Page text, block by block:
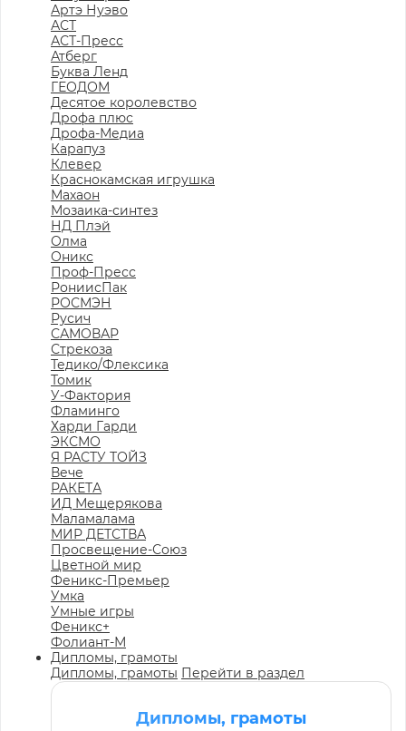
Артэ Нуэво
АСТ
АСТ-Пресс
Атберг
Буква Ленд
ГЕОДОМ
Десятое королевство
Дрофа плюс
Дрофа-Медиа
Карапуз
Клевер
Краснокамская игрушка
Махаон
Мозаика-синтез
НД Плэй
Олма
Оникс
Проф-Пресс
РониисПак
РОСМЭН
Русич
САМОВАР
Стрекоза
Тедико/Флексика
Томик
У-Фактория
Фламинго
Харди Гарди
ЭКСМО
Я РАСТУ ТОЙЗ
Вече
РАКЕТА
ИД Мещерякова
Маламалама
МИР ДЕТСТВА
Просвещение-Союз
Цветной мир
Феникс-Премьер
Умка
Умные игры
Феникс+
Фолиант-М
Дипломы, грамоты
Дипломы, грамоты Перейти в раздел
Дипломы, грамоты